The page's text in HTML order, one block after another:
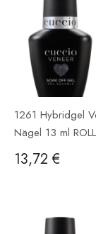
1261 Hybridgel
Nägel 13 ml
13,72 €